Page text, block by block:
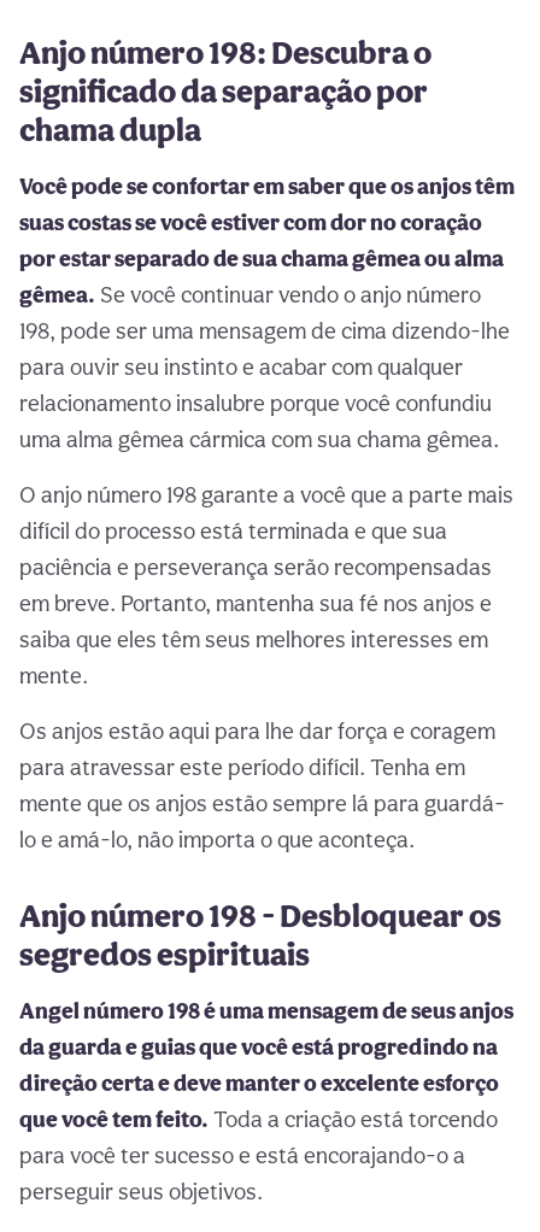
Anjo número 198: Descubra o
significado da separação por
chama dupla
Você pode se confortar em saber que os anjos têm
suas costas se você estiver com dor no coração
por estar separado de sua chama gêmea ou alma
gêmea. Se você continuar vendo o anjo número
198, pode ser uma mensagem de cima dizendo-lhe
para ouvir seu instinto e acabar com qualquer
relacionamento insalubre porque você confundiu
uma alma gêmea cármica com sua chama gêmea.
O anjo número 198 garante a você que a parte mais
difícil do processo está terminada e que sua
paciência e perseverança serão recompensadas
em breve. Portanto, mantenha sua fé nos anjos e
saiba que eles têm seus melhores interesses em
mente.
Os anjos estão aqui para lhe dar força e coragem
para atravessar este período difícil. Tenha em
mente que os anjos estão sempre lá para guardá-
lo e amá-lo, não importa o que aconteça.
Anjo número 198 - Desbloquear os
segredos espirituais
Angel número 198 é uma mensagem de seus anjos
da guarda e guias que você está progredindo na
direção certa e deve manter o excelente esforço
que você tem feito. Toda a criação está torcendo
para você ter sucesso e está encorajando-o a
perseguir seus objetivos.